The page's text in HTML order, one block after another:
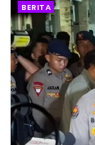
BERITA